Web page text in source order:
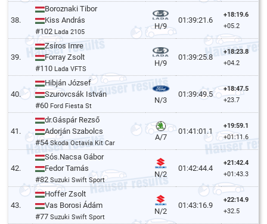
38.
Boroznaki Tibor
Kiss András
#102 Lada 2105
H/9
01:39:21.6
+18:19.6
+05.2
39.
Zsíros Imre
Forray Zsolt
#110 Lada VFTS
H/9
01:39:25.8
+18:23.8
+04.2
40.
Hibján József
Szurovcsák István
#60 Ford Fiesta St
N/3
01:39:49.5
+18:47.5
+23.7
41.
dr.Gáspár Rezső
Adorján Szabolcs
#54Skoda Octavia Kit Car
A/7
01:41:01.1
+19:59.1
+01:11.6
42.
Sós.Nacsa Gábor
Fedor Tamás
#82Suzuki Swift Sport
N/2
01:42:44.4
+21:42.4
+01:43.3
43.
Hoffer Zsolt
Vas Borosi Ádám
#77Suzuki Swift Sport
N/2
01:43:16.9
+22:14.9
+32.5